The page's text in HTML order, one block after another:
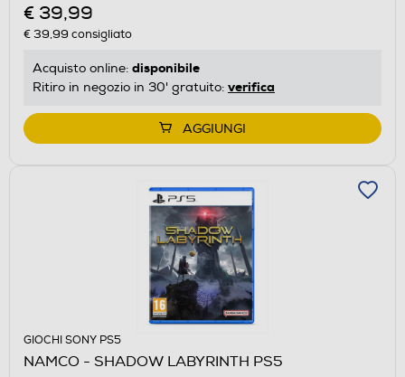
€ 39,99
€ 39,99 consigliato
Acquisto online: disponibile
Ritiro in negozio in 30' gratuito: verifica
AGGIUNGI
GIOCHI SONY PS5
NAMCO - SHADOW LABYRINTH PS5